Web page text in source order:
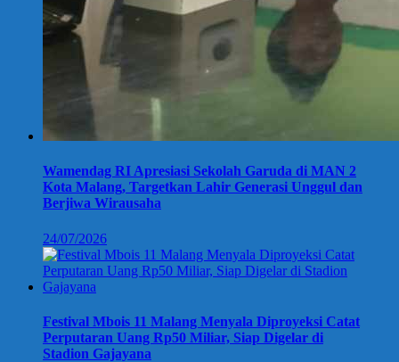
Wamendag RI Apresiasi Sekolah Garuda di MAN 2
Kota Malang, Targetkan Lahir Generasi Unggul dan
Berjiwa Wirausaha
24/07/2026
Festival Mbois 11 Malang Menyala Diproyeksi Catat
Perputaran Uang Rp50 Miliar, Siap Digelar di
Stadion Gajayana